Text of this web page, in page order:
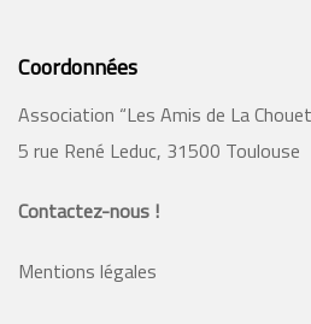
Coordonnées
Association “Les Amis de La
5 rue René Leduc, 31500 Toulouse
Contactez-nous !
Mentions légales